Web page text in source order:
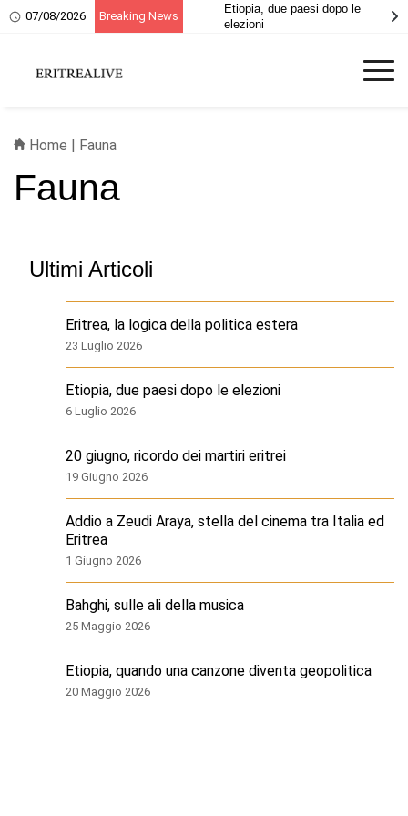
07/08/2026 Breaking News
Etiopia, due paesi dopo le
elezioni
Home | Fauna
Fauna
Ultimi Articoli
Eritrea, la logica della politica estera
23 Luglio 2026
Etiopia, due paesi dopo le elezioni
6 Luglio 2026
20 giugno, ricordo dei martiri eritrei
19 Giugno 2026
Addio a Zeudi Araya, stella del cinema tra Italia ed
Eritrea
1 Giugno 2026
Bahghi, sulle ali della musica
25 Maggio 2026
Etiopia, quando una canzone diventa geopolitica
20 Maggio 2026